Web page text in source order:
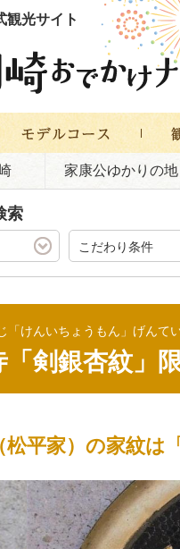
観光サイト
家康公ゆかりの地
索
こだわり条件
「けんいちょうもん」げんて
「剣銀杏紋」
松平家）の家紋は